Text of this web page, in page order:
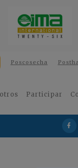
Poscosecha
Participar